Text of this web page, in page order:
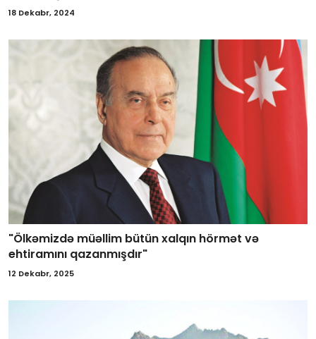
18 Dekabr, 2024
"Ölkəmizdə müəllim bütün xalqın hörmət və
ehtiramını qazanmışdır"
12 Dekabr, 2025